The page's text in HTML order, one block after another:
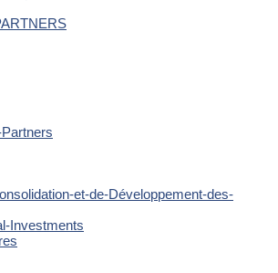
et-de-Développement-des-
Investments